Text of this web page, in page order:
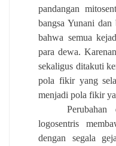
pandangan
bangsa Yunani
bahwa semua
para dewa.
sekaligus ditakuti
pola fikir yang
menjadi pola fikir
logosentris
dengan segala